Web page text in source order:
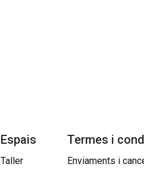
Espais
Taller
Termes i
Enviaments i